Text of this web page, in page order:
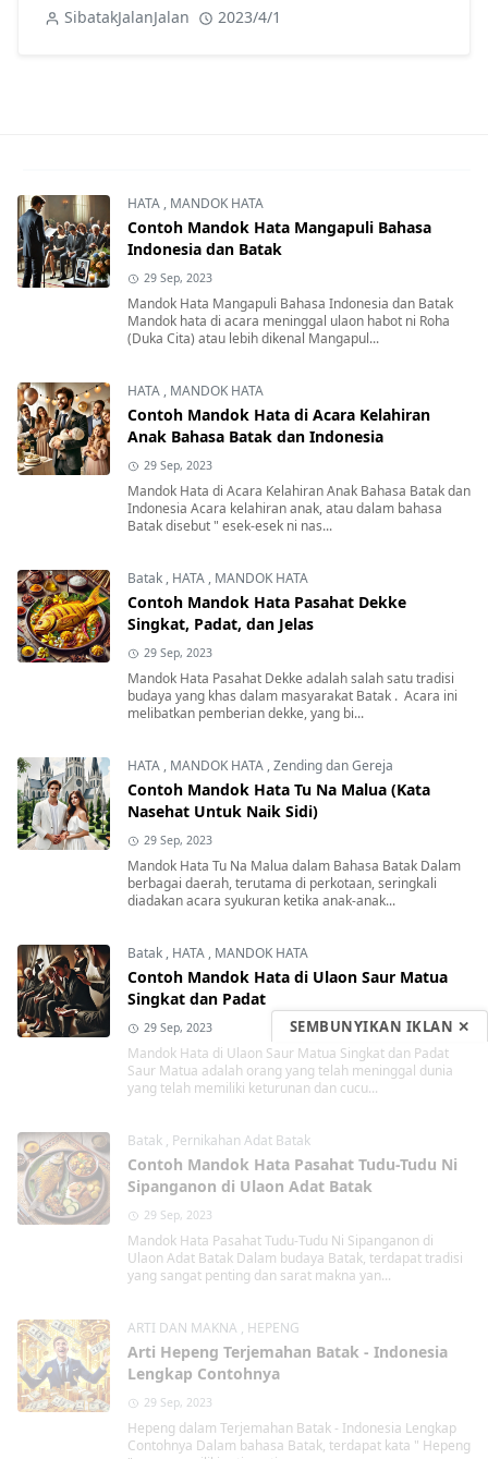
SibatakJalanJalan 2023/4/1
HATA, MANDOK HATA
Contoh Mandok Hata Mangapuli Bahasa
Indonesia dan Batak
29 Sep, 2023
Mandok Hata Mangapuli Bahasa Indonesia dan Batak
Mandok hata di acara meninggal ulaon habot ni Roha
(Duka Cita) atau lebih dikenal Mangapul...
HATA, MANDOK HATA
Contoh Mandok Hata di Acara Kelahiran
Anak Bahasa Batak dan Indonesia
29 Sep, 2023
Mandok Hata di Acara Kelahiran Anak Bahasa Batak dan
Indonesia Acara kelahiran anak, atau dalam bahasa
Batak disebut " esek-esek ni nas...
Batak, HATA, MANDOK HATA
Contoh Mandok Hata Pasahat Dekke
Singkat, Padat, dan Jelas
29 Sep, 2023
Mandok Hata Pasahat Dekke adalah salah satu tradisi
budaya yang khas dalam masyarakat Batak . Acara ini
melibatkan pemberian dekke, yang bi...
HATA, MANDOK HATA,Zending dan Gereja
Contoh Mandok Hata Tu Na Malua (Kata
Nasehat Untuk Naik Sidi)
29 Sep, 2023
Mandok Hata Tu Na Malua dalam Bahasa Batak Dalam
berbagai daerah, terutama di perkotaan, seringkali
diadakan acara syukuran ketika anak-anak...
Batak, HATA, MANDOK HATA
Contoh Mandok Hata di Ulaon Saur Matua
Singkat dan Padat
29 Sep, 2023
Mandok Hata di Ulaon Saur Matua Singkat dan Padat
Saur Matua adalah orang yang telah meninggal dunia
yang telah memiliki keturunan dan cucu...
Batak , Pernikahan Adat Batak
Contoh Mandok Hata Pasahat Tudu-Tudu Ni
Sipanganon di Ulaon Adat Batak
29 Sep, 2023
Mandok Hata Pasahat Tudu-Tudu Ni Sipanganon di
Ulaon Adat Batak Dalam budaya Batak, terdapat tradisi
yang sangat penting dan sarat makna yan...
ARTI DAN MAKNA , HEPENG
Arti Hepeng Terjemahan Batak - Indonesia
Lengkap Contohnya
29 Sep, 2023
Hepeng dalam Terjemahan Batak - Indonesia Lengkap
Contohnya Dalam bahasa Batak, terdapat kata " Hepeng
SEMBUNYIKAN IKLAN ✕